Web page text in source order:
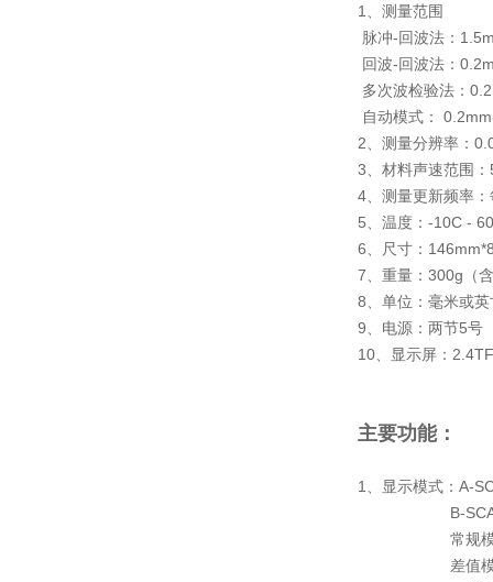
1、测量范围
脉冲-回波法：
回波-回波法：
多次波检验法：
自动模式：
2、测量分辨率：
3、材料声速范围
4、测量更新频率
5、温度：-10C -
6、尺寸：
7、重量：300g（
8、单位：毫米或英
9、电源：两节5号
10、显示屏：
主要功能：
1、显示模式： A-
B-SCAN：时
常规模式：
差值模式：显